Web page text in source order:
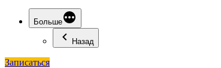
Больше
Назад
Записаться